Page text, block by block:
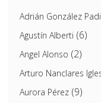
Adrián González
Agustín Alberti (6)
Angel Alonso (2)
Arturo Nanclares
Aurora Pérez(9)